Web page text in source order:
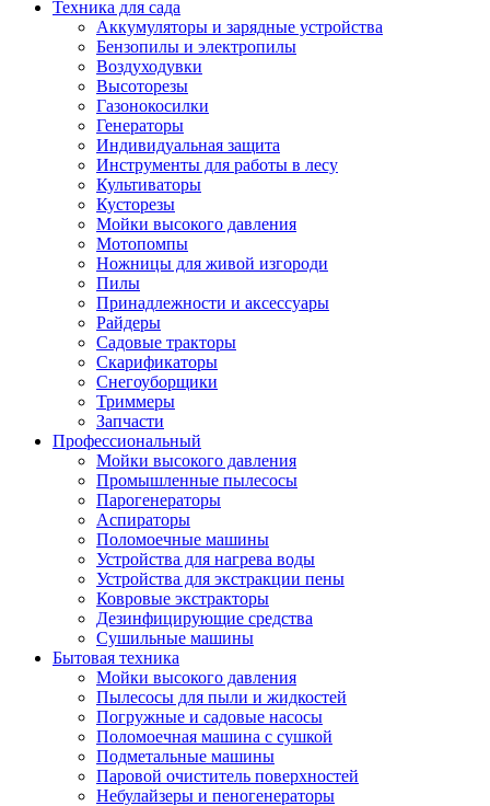
Техника для сада
Аккумуляторы и зарядные устройства
Бензопилы и электропилы
Воздуходувки
Высоторезы
Газонокосилки
Генераторы
Индивидуальная защита
Инструменты для работы в лесу
Культиваторы
Кусторезы
Мойки высокого давления
Мотопомпы
Ножницы для живой изгороди
Пилы
Принадлежности и аксессуары
Райдеры
Садовые тракторы
Скарификаторы
Снегоуборщики
Триммеры
Запчасти
Профессиональный
Мойки высокого давления
Промышленные пылесосы
Парогенераторы
Аспираторы
Поломоечные машины
Устройства для нагрева воды
Устройства для экстракции пены
Ковровые экстракторы
Дезинфицирующие средства
Сушильные машины
Бытовая техника
Мойки высокого давления
Пылесосы для пыли и жидкостей
Погружные и садовые насосы
Поломоечная машина с сушкой
Подметальные машины
Паровой очиститель поверхностей
Небулайзеры и пеногенераторы